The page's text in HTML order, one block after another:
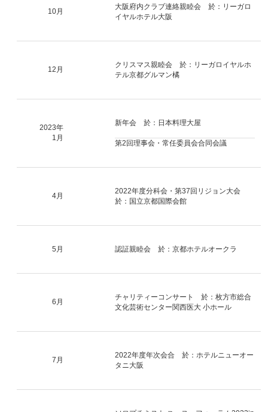
10月
大阪府内クラブ連絡親睦会 於：リーガロ
イヤルホテル大阪
12月
クリスマス親睦会 於：リーガロイヤルホ
テル京都グルマン橘
2023年
1月
新年会 於：日本料理大屋
第2回理事会・常任委員会合同会議
4月
2022年度分科会・第37回リジョン大会
於：国立京都国際会館
5月 認証親睦会 於：京都ホテルオークラ
6月
チャリティーコンサート 於：枚方市総合
文化芸術センター関西医大 小ホール
7月
2022年度年次会合 於：ホテルニューオー
タニ大阪